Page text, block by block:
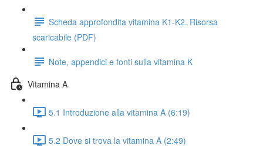
Scheda approfondita vitamina K1-K2. Risorsa
scaricabile (PDF)
Note, appendici e fonti sulla vitamina K
Vitamina A
5.1 Introduzione alla vitamina A (6:19)
5.2 Dove si trova la vitamina A (2:49)